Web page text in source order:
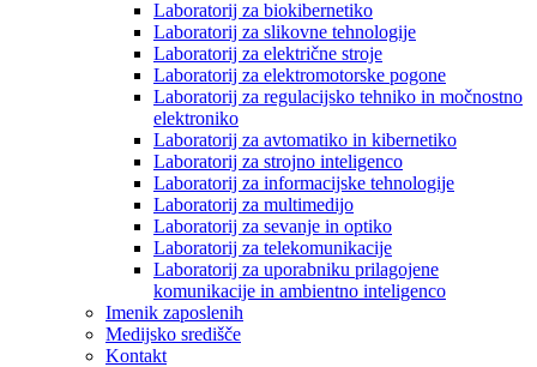
Laboratorij za biokibernetiko
Laboratorij za slikovne tehnologije
Laboratorij za električne stroje
Laboratorij za elektromotorske pogone
Laboratorij za regulacijsko tehniko in močnostno
elektroniko
Laboratorij za avtomatiko in kibernetiko
Laboratorij za strojno inteligenco
Laboratorij za informacijske tehnologije
Laboratorij za multimedijo
Laboratorij za sevanje in optiko
Laboratorij za telekomunikacije
Laboratorij za uporabniku prilagojene
komunikacije in ambientno inteligenco
Imenik zaposlenih
Medijsko središče
Kontakt